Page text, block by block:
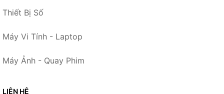
Thiết Bị Số
Máy Vi Tính - Laptop
Máy Ảnh - Quay Phim
LIÊN HỆ